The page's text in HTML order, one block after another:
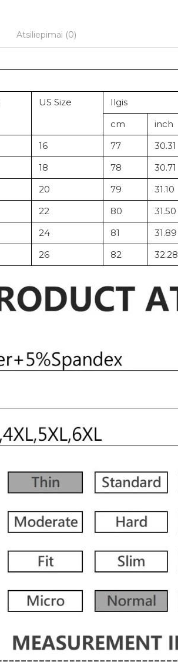
Atsiliepimai (0)
US Size Ilgis
cm
inch
16 77 30.31
18 78 30.71
20 79 31.10
22 80 31.50
24 81 31.89
26 82 32.28